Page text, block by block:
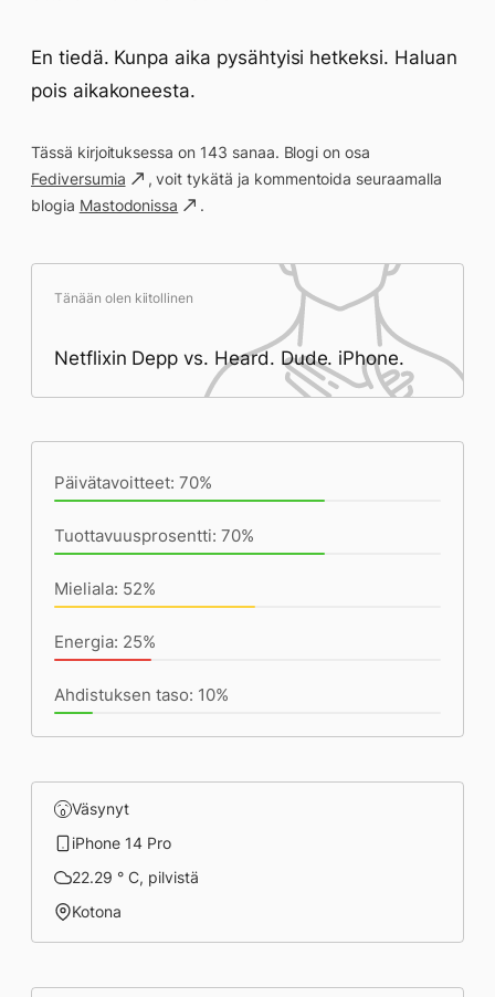
En tiedä. Kunpa aika pysähtyisi hetkeksi. Haluan
pois aikakoneesta.
Tässä kirjoituksessa on 143 sanaa. Blogi on osa
Fediversumia
, voit tykätä ja kommentoida seuraamalla
blogia Mastodonissa .
Tänään olen kiitollinen
Netflixin Depp vs. Heard. Dude. iPhone.
Päivätavoitteet: 70%
Tuottavuusprosentti: 70%
Mieliala: 52%
Energia: 25%
Ahdistuksen taso: 10%
Väsynyt
iPhone 14 Pro
22.29 ° C, pilvistä
Kotona